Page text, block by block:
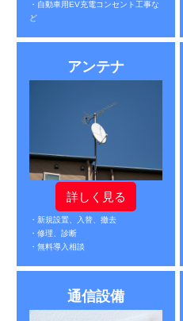
・自動車用EV充電コンセント工事な
ど
アンテナ
詳しく見る
・新規設置、入替、撤去
・修理、診断
・無料導入相談
通信設備